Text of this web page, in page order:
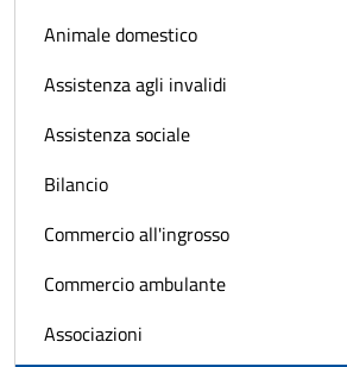
Animale domestico
Assistenza agli invalidi
Assistenza sociale
Bilancio
Commercio all'ingrosso
Commercio ambulante
Associazioni